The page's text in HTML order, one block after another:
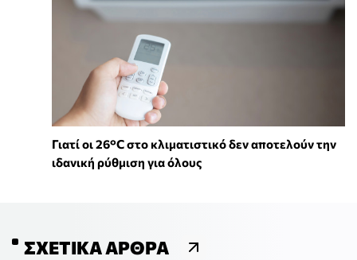
Γιατί οι 26°C στο κλιματιστικό δεν αποτελούν την
ιδανική ρύθμιση για όλους
ΣΧΕΤΙΚΆ ΆΡΘΡΑ